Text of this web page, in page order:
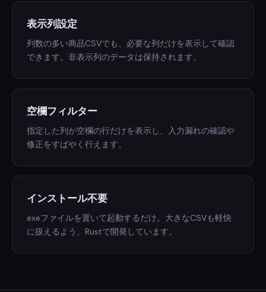
表示列設定
列数の多い商品CSVでも、必要な列だけを表示して確認
できます。非表示列のデータは保持されます。
空欄フィルター
指定した列が空欄の行だけを表示し、入力漏れの確認や
修正をすばやく行えます。
インストール不要
exeファイルを置いて起動するだけ。大きなCSVも軽快
に扱えるよう、Rustで開発しています。